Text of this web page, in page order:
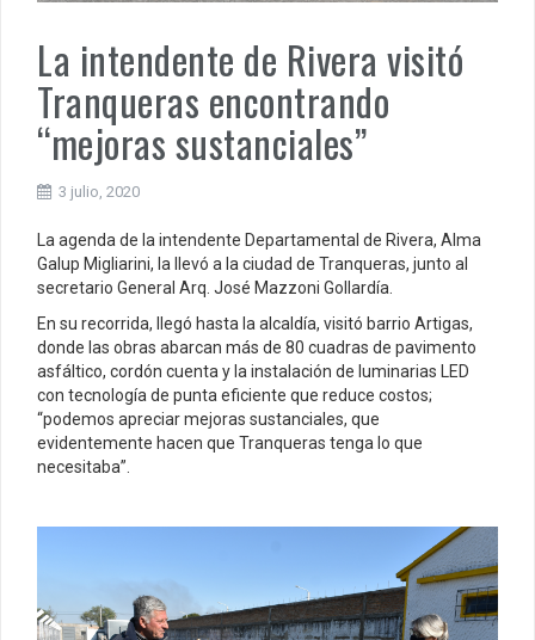
La intendente de Rivera visitó
Tranqueras encontrando
“mejoras sustanciales”
3 julio, 2020
La agenda de la intendente Departamental de Rivera, Alma
Galup Migliarini, la llevó a la ciudad de Tranqueras, junto al
secretario General Arq. José Mazzoni Gollardía.
En su recorrida, llegó hasta la alcaldía, visitó barrio Artigas,
donde las obras abarcan más de 80 cuadras de pavimento
asfáltico, cordón cuenta y la instalación de luminarias LED
con tecnología de punta eficiente que reduce costos;
“podemos apreciar mejoras sustanciales, que
evidentemente hacen que Tranqueras tenga lo que
necesitaba”.